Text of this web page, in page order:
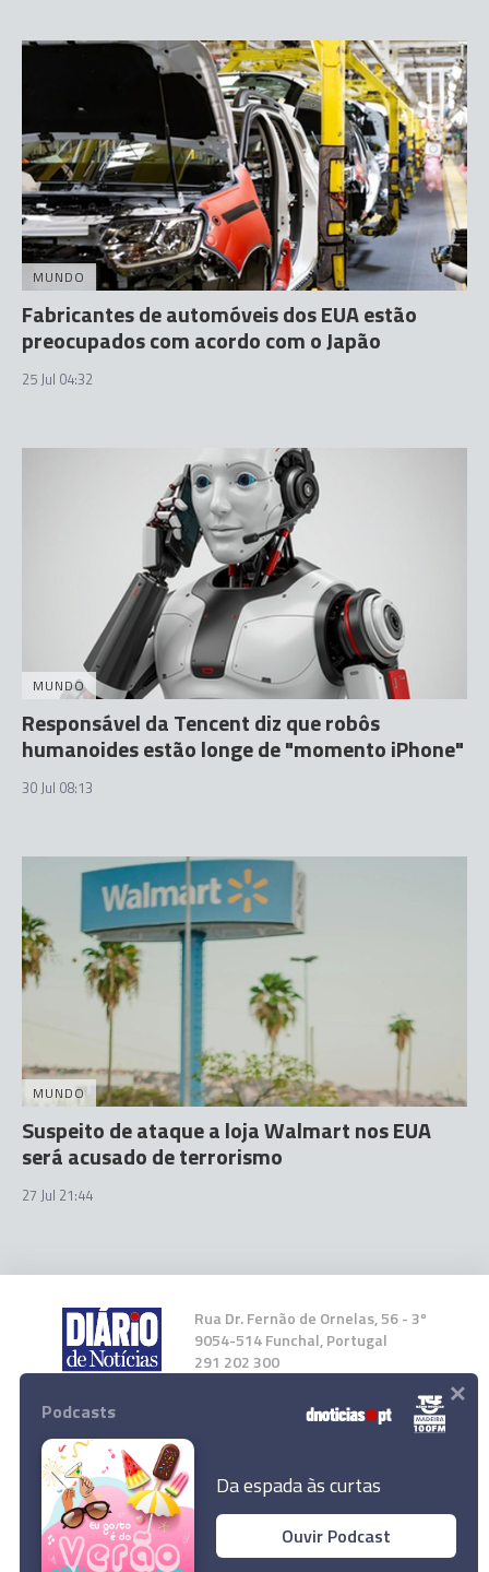
MUNDO
Fabricantes de automóveis dos EUA estão
preocupados com acordo com o Japão
25 Jul 04:32
MUNDO
Responsável da Tencent diz que robôs
humanoides estão longe de "momento iPhone"
30 Jul 08:13
MUNDO
Suspeito de ataque a loja Walmart nos EUA
será acusado de terrorismo
27 Jul 21:44
Rua Dr. Fernão de Ornelas, 56 - 3º
9054-514 Funchal, Portugal
291 202 300
Instale a nossa App
© 2025 Empresa Diário de Notícias, Lda.
Podcasts
Da espada às curtas
Ouvir Podcast
×